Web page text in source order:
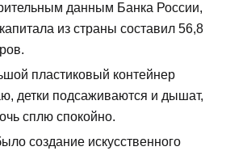
данным Банка России,
из страны составил 56,8
пластиковый контейнер
детки подсаживаются и дышат,
сплю спокойно.
создание искусственного